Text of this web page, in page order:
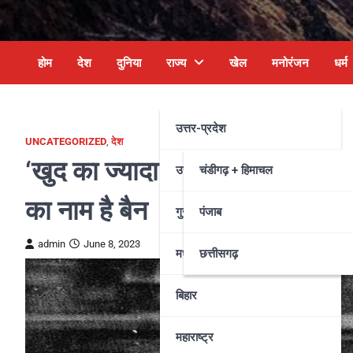
होम देश दुनिया राज्य
उत्तर-प्रदेश
उत्तराखंडचंडीगढ़ + हिमाचल
गुजरातपंजाब
छत्तीसगढ़
मध्य प्रदेश
बिहार
महाराष्ट्र
खेल मनोरंजन धर्म
UNCATEGORIZED,देश
‘खुद का ज्यादा तुर्रम खां मत
का नाम है बैन
admin June 8, 2023